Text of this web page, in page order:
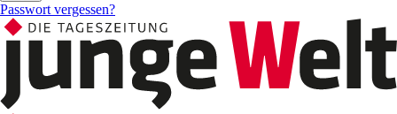
Passwort vergessen?